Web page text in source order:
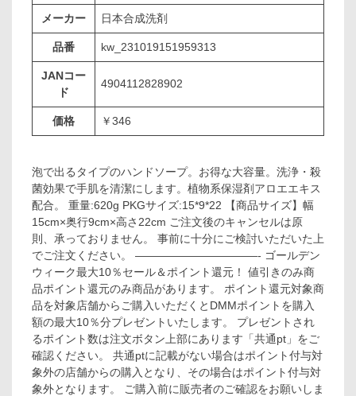
メーカー 日本合成洗剤
品番 kw_231019151959313
JANコー
ド
4904112828902
価格 ￥346
泡で出るタイプのハンドソープ。お得な大容量。洗浄・殺
菌効果で手肌を清潔にします。植物系保湿剤アロエエキス
配合。 重量:620g PKGサイズ:15*9*22 【商品サイズ】幅
15cm×奥行9cm×高さ22cm ご注文後のキャンセルは原
則、承っておりません。 事前に十分にご検討いただいた上
でご注文ください。 ———————————- ゴールデン
ウィーク最大10％セール＆ポイント還元！ 値引きのみ商
品ポイント還元のみ商品があります。 ポイント還元対象商
品を対象店舗からご購入いただくとDMMポイントを購入
額の最大10％分プレゼントいたします。 プレゼントされ
るポイント数は注文ボタン上部にあります「共通pt」をご
確認ください。 共通ptに記載がない場合はポイント付与対
象外の店舗からの購入となり、その場合はポイント付与対
象外となります。 ご購入前に販売者のご確認をお願いしま